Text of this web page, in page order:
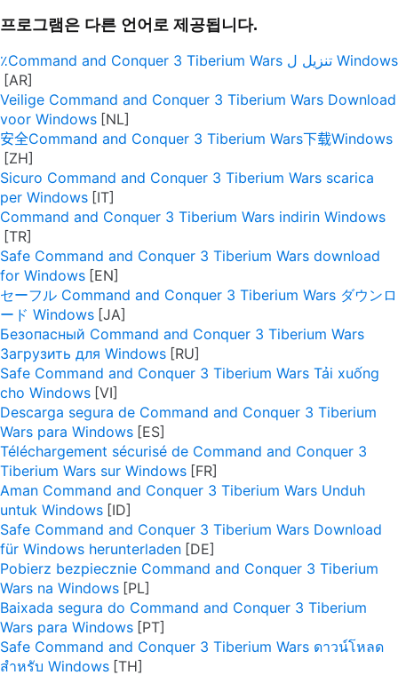
프로그램은 다른 언어로 제공됩니다.
٪Command and Conquer 3 Tiberium Wars تنزيل ل Windows
Veilige Command and Conquer 3 Tiberium Wars Download
voor Windows
安全Command and Conquer 3 Tiberium Wars下载Windows
Sicuro Command and Conquer 3 Tiberium Wars scarica
per Windows
Command and Conquer 3 Tiberium Wars indirin Windows
Safe Command and Conquer 3 Tiberium Wars download
for Windows
セーフル Command and Conquer 3 Tiberium Wars ダウンロ
ード Windows
Безопасный Command and Conquer 3 Tiberium Wars
Загрузить для Windows
Safe Command and Conquer 3 Tiberium Wars Tải xuống
cho Windows
Descarga segura de Command and Conquer 3 Tiberium
Wars para Windows
Téléchargement sécurisé de Command and Conquer 3
Tiberium Wars sur Windows
Aman Command and Conquer 3 Tiberium Wars Unduh
untuk Windows
Safe Command and Conquer 3 Tiberium Wars Download
für Windows herunterladen
Pobierz bezpiecznie Command and Conquer 3 Tiberium
Wars na Windows
Baixada segura do Command and Conquer 3 Tiberium
Wars para Windows
Safe Command and Conquer 3 Tiberium Wars ดาวน์โหลด
สำหรับ Windows